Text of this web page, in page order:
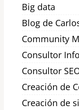
Big data
Blog de
Community
Consultor
Consultor
Creación de
Creación de